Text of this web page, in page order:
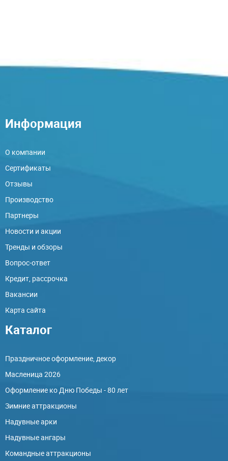
Информация
О компании
Сертификаты
Отзывы
Производство
Партнеры
Новости и акции
Тренды и обзоры
Вопрос-ответ
Кредит, рассрочка
Вакансии
Карта сайта
Каталог
Праздничное оформление, декор
Масленица 2026
Оформление ко Дню Победы - 80 лет
Зимние аттракционы
Надувные арки
Надувные ангары
Командные аттракционы